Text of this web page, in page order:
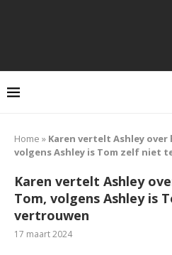
Home » Karen vertelt Ashley
volgens Ashley is Tom zelf niet
Karen vertelt Ashley
Tom, volgens Ashley is
vertrouwen
17 maart 2024